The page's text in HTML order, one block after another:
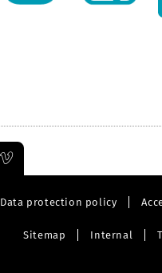
Data protection policy
Sitemap Internal